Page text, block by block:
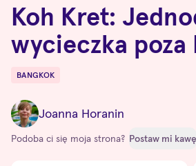
Koh Kret:
wycieczka poza
Destinations
BANGKOK
Joanna Horanin
Podoba ci się moja strona? Postaw mi kawę